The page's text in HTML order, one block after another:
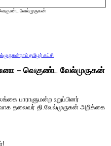
வேல்முருகன்
நாம் தமிழர் கட்சி
– வெகுண்ட வேல்முருகன்
பாராளுமன்ற உறுப்பினர்
தலைவர் தி.வேல்முருகன் அறிக்கை